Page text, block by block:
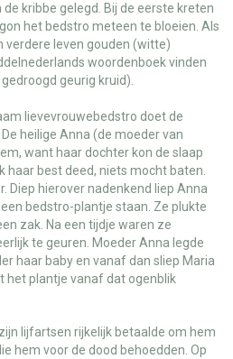
de kribbe gelegd. Bij de eerste kreten
het bedstro meteen te bloeien. Als
verdere leven gouden (witte)
woordenboek vinden
geurig kruid).
lievevrouwebedstro doet de
heilige Anna (de moeder van
want haar dochter kon de slaap
haar best deed, niets mocht baten.
Diep hierover nadenkend liep Anna
bedstro-plantje staan. Ze plukte
zak. Na een tijdje waren ze
te geuren. Moeder Anna legde
haar baby en vanaf dan sliep Maria
het plantje vanaf dat ogenblik
lijfartsen rijkelijk betaalde om hem
hem voor de dood behoedden. Op